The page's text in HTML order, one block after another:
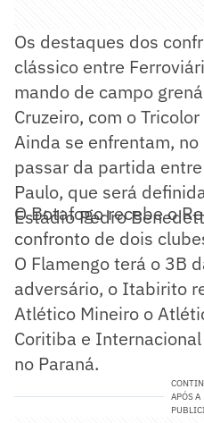
Os destaques dos
clássico entre
mando de campo
Cruzeiro, com o
Ainda se enfrentam, no
passar da partida
Paulo, que será
Estádio Pedro
O Botafogo recebe o
confronto de dois
O Flamengo terá o 3B
adversário, o Itabirito
Atlético Mineiro o
Coritiba e
no Paraná.
APÓS A